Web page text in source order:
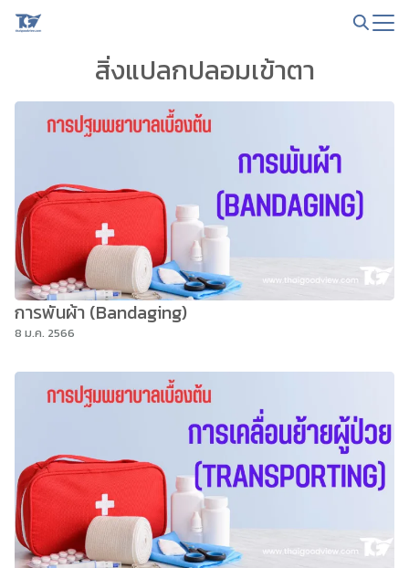
Skip
สิ่งแปลกปลอมเข้าตา
การพันผ้า (Bandaging)
8 ม.ค. 2566